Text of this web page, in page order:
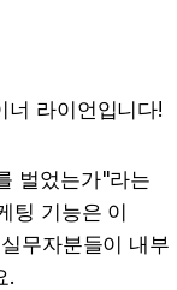
너 라이언입니다!
벌었는가"라는
팅 기능은 이
무자분들이 내부
.